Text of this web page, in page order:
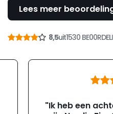
Lees meer
8,5uit1530
"Ik heb een